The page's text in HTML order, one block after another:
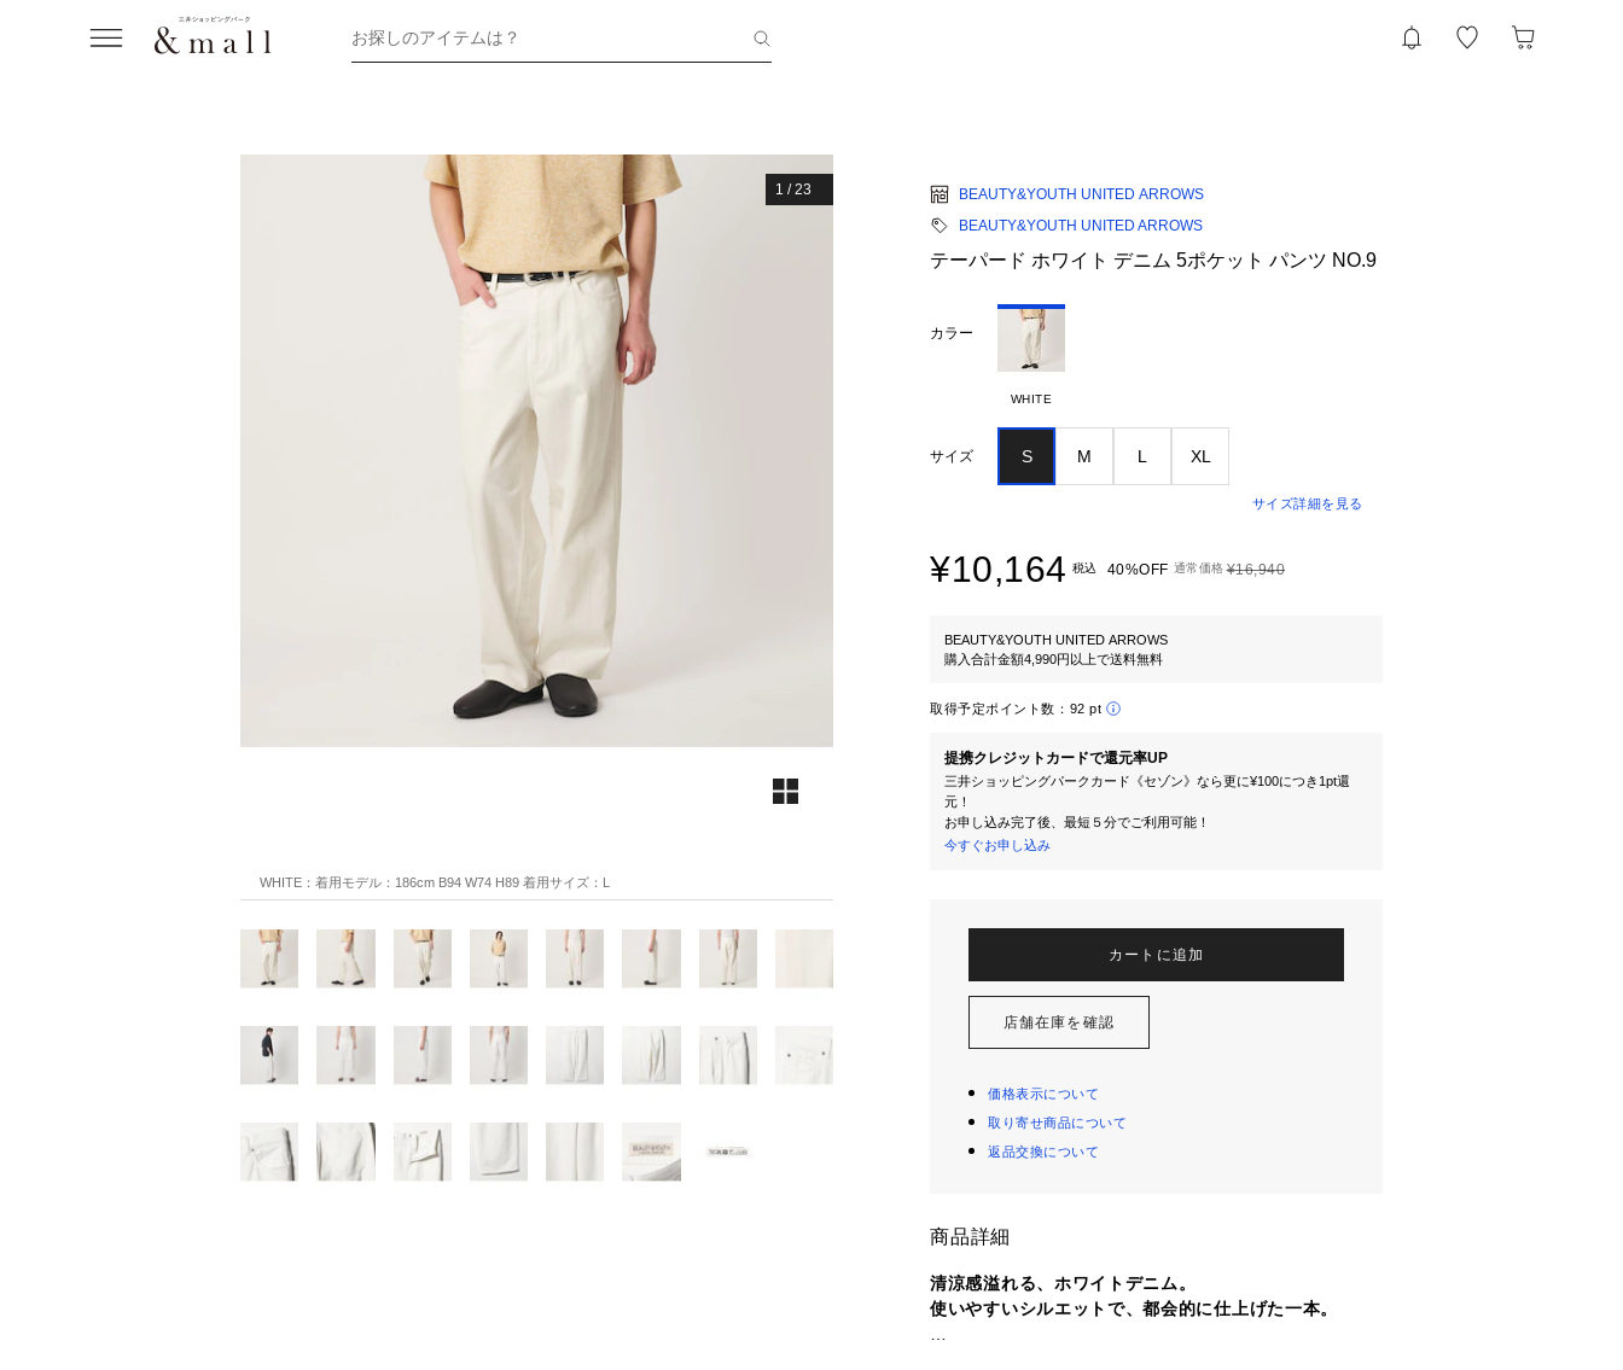
お探しのアイテムは？
1 /23
WHITE：着用モデル：186cm B94 W74 H89 着用サイズ：L
BEAUTY&YOUTH UNITED ARROWS
BEAUTY&YOUTH UNITED ARROWS
テーパード ホワイト デニム 5ポケット パンツ NO.9
カラー
WHITE
サイズ S M L XL
サイズ詳細を見る
¥10,164 税込 40%OFF 通常価格 ¥16,940
BEAUTY&YOUTH UNITED ARROWS
購入合計金額4,990円以上で送料無料
取得予定ポイント数： 92 pt
提携クレジットカードで還元率UP
三井ショッピングパークカード《セゾン》なら更に¥100につき1pt還
元！
お申し込み完了後、最短５分でご利用可能！
今すぐお申し込み
カートに追加
店舗在庫を確認
価格表示について
取り寄せ商品について
返品交換について
商品詳細
清涼感溢れる、ホワイトデニム。
使いやすいシルエットで、都会的に仕上げた一本。